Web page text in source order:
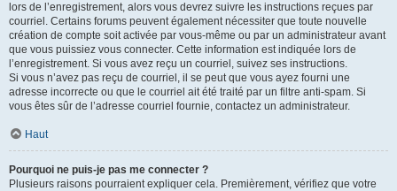
lors de l’enregistrement, alors vous devrez suivre les instructions reçues par
courriel. Certains forums peuvent également nécessiter que toute nouvelle
création de compte soit activée par vous-même ou par un administrateur avant
que vous puissiez vous connecter. Cette information est indiquée lors de
l’enregistrement. Si vous avez reçu un courriel, suivez ses instructions.
Si vous n’avez pas reçu de courriel, il se peut que vous ayez fourni une
adresse incorrecte ou que le courriel ait été traité par un filtre anti-spam. Si
vous êtes sûr de l’adresse courriel fournie, contactez un administrateur.
Haut
Pourquoi ne puis-je pas me connecter ?
Plusieurs raisons pourraient expliquer cela. Premièrement, vérifiez que votre